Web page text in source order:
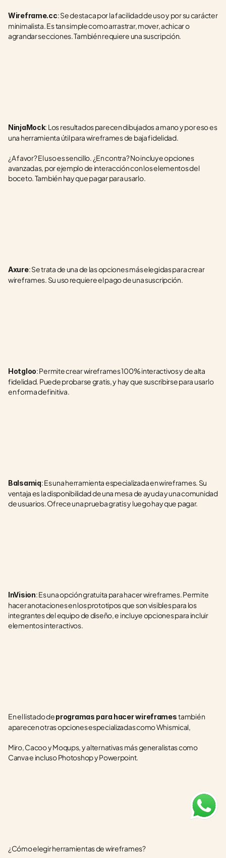
Wireframe.cc: Se destaca por la facilidad de uso y por su carácter
minimalista. Es tan simple como arrastrar, mover, achicar o
agrandar secciones. También requiere una suscripción.
NinjaMock: Los resultados parecen dibujados a mano y por eso es
una herramienta útil para wireframes de baja fidelidad.
¿A favor? El uso es sencillo. ¿En contra? No incluye opciones
avanzadas, por ejemplo de interacción con los elementos del
boceto. También hay que pagar para usarlo.
Axure: Se trata de una de las opciones más elegidas para crear
wireframes. Su uso requiere el pago de una suscripción.
Hotgloo: Permite crear wireframes 100% interactivos y de alta
fidelidad. Puede probarse gratis, y hay que suscribirse para usarlo
en forma definitiva.
Balsamiq: Es una herramienta especializada en wireframes. Su
ventaja es la disponibilidad de una mesa de ayuda y una comunidad
de usuarios. Ofrece una prueba gratis y luego hay que pagar.
InVision: Es una opción gratuita para hacer wireframes. Permite
hacer anotaciones en los prototipos que son visibles para los
integrantes del equipo de diseño, e incluye opciones para incluir
elementos interactivos.
En el listado de programas para hacer wireframes también
aparecen otras opciones especializadas como Whismical,
Miro, Cacoo y Moqups, y alternativas más generalistas como
Canva e incluso Photoshop y Powerpoint.
¿Cómo elegir herramientas de wireframes?